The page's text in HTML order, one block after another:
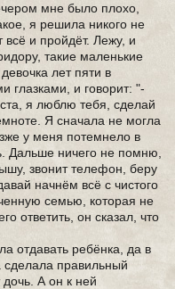
мне было плохо,
я решила никого не
всё и пройдёт. Лежу, и
такие маленькие
лет пяти в
глазками, и говорит: "-
я люблю тебя, сделай
Я сначала не могла
у меня потемнело в
Дальше ничего не помню,
звонит телефон, беру
начнём всё с чистого
семью, которая не
ответить, он сказал, что
отдавать ребёнка, да в
сделала правильный
А он к ней